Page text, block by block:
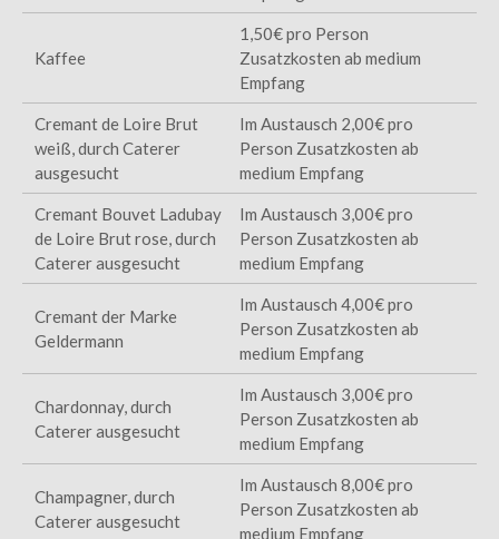
Kaffee
1,50€ pro Person
Zusatzkosten ab medium
Empfang
Cremant de Loire Brut
weiß, durch Caterer
ausgesucht
Im Austausch 2,00€ pro
Person Zusatzkosten ab
medium Empfang
Cremant Bouvet Ladubay
de Loire Brut rose, durch
Caterer ausgesucht
Im Austausch 3,00€ pro
Person Zusatzkosten ab
medium Empfang
Cremant der Marke
Geldermann
Im Austausch 4,00€ pro
Person Zusatzkosten ab
medium Empfang
Chardonnay, durch
Caterer ausgesucht
Im Austausch 3,00€ pro
Person Zusatzkosten ab
medium Empfang
Champagner, durch
Caterer ausgesucht
Im Austausch 8,00€ pro
Person Zusatzkosten ab
medium Empfang